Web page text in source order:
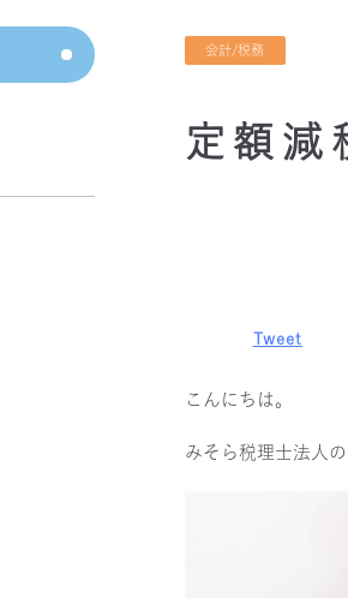
会計/税務
定額減
Tweet
こんにちは。
みそら税理士法人の